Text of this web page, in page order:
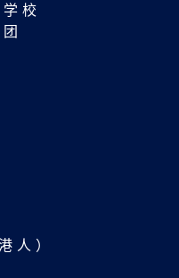
校
人）